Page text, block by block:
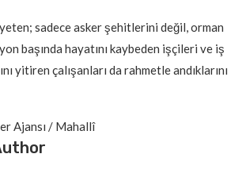
sadece asker şehitlerini değil, orman
başında hayatını kaybeden işçileri ve iş
yitiren çalışanları da rahmetle andıklarını
Ajansı / Mahallî